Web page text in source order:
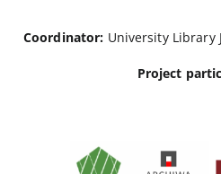
Coordinator: University Library
Project